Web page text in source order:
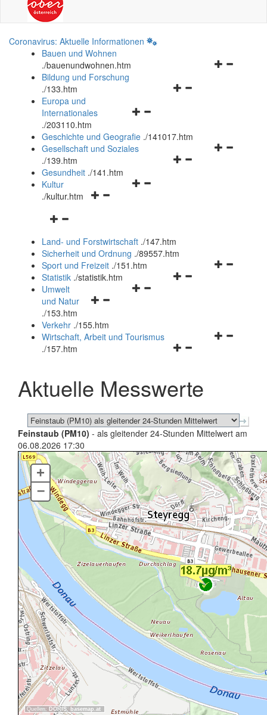
Coronavirus: Aktuelle Informationen
Bauen und Wohnen
./bauenundwohnen.htm
Navigationsmenü
Bildung und Forschung
./133.htm
Navigationsmenü
und
schließen
Europa und
Internationales
./203110.htm
Geschichte und Geografie ./141017.htm
Navigationsmenü
Gesellschaft und Soziales
./139.htm
Navigationsmenü
Gesundheit ./141.htm
Navigationsmenü
Kultur
./kultur.htm
Navigationsmenü
und
schließen
Land- und Forstwirtschaft ./147.htm
Sicherheit und Ordnung ./89557.htm
Navigationsmenü
Sport und Freizeit ./151.htm
Navigationsmenü
Statistik ./statistik.htm
Navigationsmenü
und
schließen
Umwelt
und Natur
./153.htm
Verkehr ./155.htm
Navigationsmenü
schließen
Wirtschaft, Arbeit und Tourismus
./157.htm
Aktuelle Messwerte
Feinstaub (PM10) - als gleitender 24-Stunden Mittelwert am
06.08.2026 17:30
Quellen: DORIS, basemap.at
+
–